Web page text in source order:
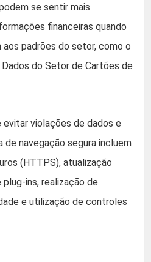
se sentir mais
financeiras quando
padrões do setor, como o
do Setor de Cartões de
evitar violações de dados e
de navegação segura incluem
(HTTPS), atualização
ins, realização de
e utilização de controles